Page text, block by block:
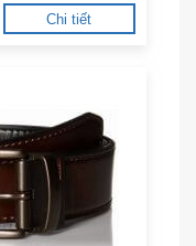
Chi tiết